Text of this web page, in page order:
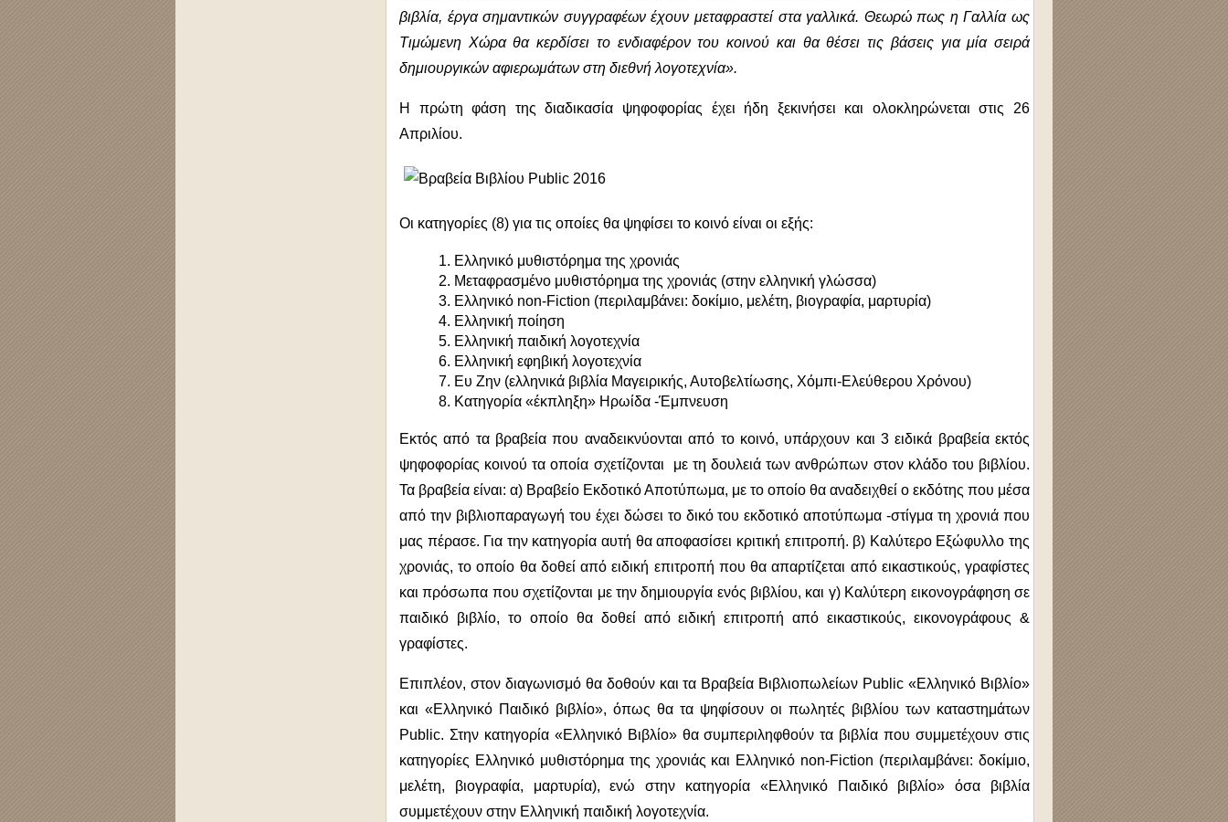
βιβλία, έργα σημαντικών συγγραφέων έχουν μεταφραστεί στα γαλλικά. Θεωρώ πως η Γαλλία ως
Τιμώμενη Χώρα θα κερδίσει το ενδιαφέρον του κοινού και θα θέσει τις βάσεις για μία σειρά
δημιουργικών αφιερωμάτων στη διεθνή λογοτεχνία».
Η πρώτη φάση της διαδικασία ψηφοφορίας έχει ήδη ξεκινήσει και ολοκληρώνεται στις 26
Απριλίου.
Οι κατηγορίες (8) για τις οποίες θα ψηφίσει το κοινό είναι οι εξής:
Ελληνικό μυθιστόρημα της χρονιάς
Μεταφρασμένο μυθιστόρημα της χρονιάς (στην ελληνική γλώσσα)
Ελληνικό non-Fiction (περιλαμβάνει: δοκίμιο, μελέτη, βιογραφία, μαρτυρία)
Ελληνική ποίηση
Ελληνική παιδική λογοτεχνία
Ελληνική εφηβική λογοτεχνία
Ευ Ζην (ελληνικά βιβλία Μαγειρικής, Αυτοβελτίωσης, Χόμπι-Ελεύθερου Χρόνου)
Κατηγορία «έκπληξη» Ηρωίδα -Έμπνευση
Εκτός από τα βραβεία που αναδεικνύονται από το κοινό, υπάρχουν και 3 ειδικά βραβεία εκτός
ψηφοφορίας κοινού τα οποία σχετίζονται με τη δουλειά των ανθρώπων στον κλάδο του βιβλίου.
Τα βραβεία είναι: α) Βραβείο Εκδοτικό Αποτύπωμα, με το οποίο θα αναδειχθεί ο εκδότης που μέσα
από την βιβλιοπαραγωγή του έχει δώσει το δικό του εκδοτικό αποτύπωμα -στίγμα τη χρονιά που
μας πέρασε. Για την κατηγορία αυτή θα αποφασίσει κριτική επιτροπή. β) Καλύτερο Εξώφυλλο της
χρονιάς, το οποίο θα δοθεί από ειδική επιτροπή που θα απαρτίζεται από εικαστικούς, γραφίστες
και πρόσωπα που σχετίζονται με την δημιουργία ενός βιβλίου, και γ) Καλύτερη εικονογράφηση σε
παιδικό βιβλίο, το οποίο θα δοθεί από ειδική επιτροπή από εικαστικούς, εικονογράφους &
γραφίστες.
Επιπλέον, στον διαγωνισμό θα δοθούν και τα Βραβεία Βιβλιοπωλείων Public «Ελληνικό Βιβλίο»
και «Ελληνικό Παιδικό βιβλίο», όπως θα τα ψηφίσουν οι πωλητές βιβλίου των καταστημάτων
Public. Στην κατηγορία «Ελληνικό Βιβλίο» θα συμπεριληφθούν τα βιβλία που συμμετέχουν στις
κατηγορίες Ελληνικό μυθιστόρημα της χρονιάς και Ελληνικό non-Fiction (περιλαμβάνει: δοκίμιο,
μελέτη, βιογραφία, μαρτυρία), ενώ στην κατηγορία «Ελληνικό Παιδικό βιβλίο» όσα βιβλία
συμμετέχουν στην Ελληνική παιδική λογοτεχνία.